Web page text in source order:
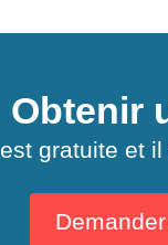
Obtenir
gratuite et